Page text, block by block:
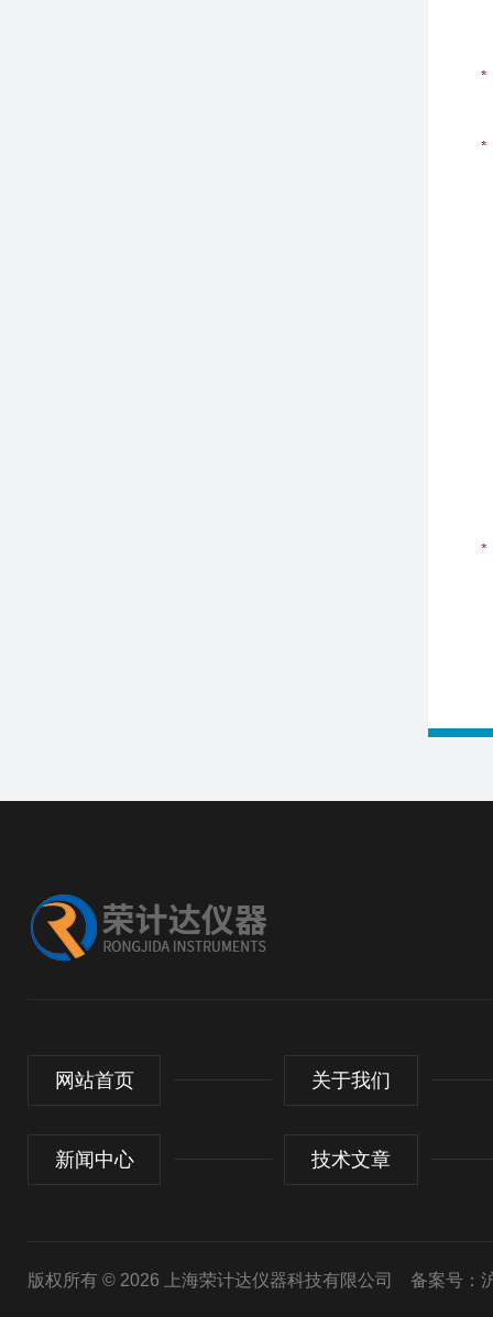
网站首页 关于我们
新闻中心 技术文章
版权所有 © 2026 上海荣计达仪器科技有限公司 备案号：